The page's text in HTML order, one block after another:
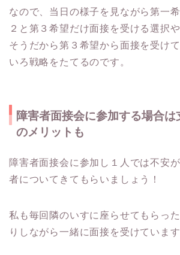
なので、当日の様子を見ながら第一
２と第３希望だけ面接を受ける選択
そうだから第３希望から面接を受け
いろ戦略をたてるのです。
障害者面接会に参加する場合は
のメリットも
障害者面接会に参加し１人では不安
者についてきてもらいましょう！
私も毎回隣のいすに座らせてもらっ
りしながら一緒に面接を受けています